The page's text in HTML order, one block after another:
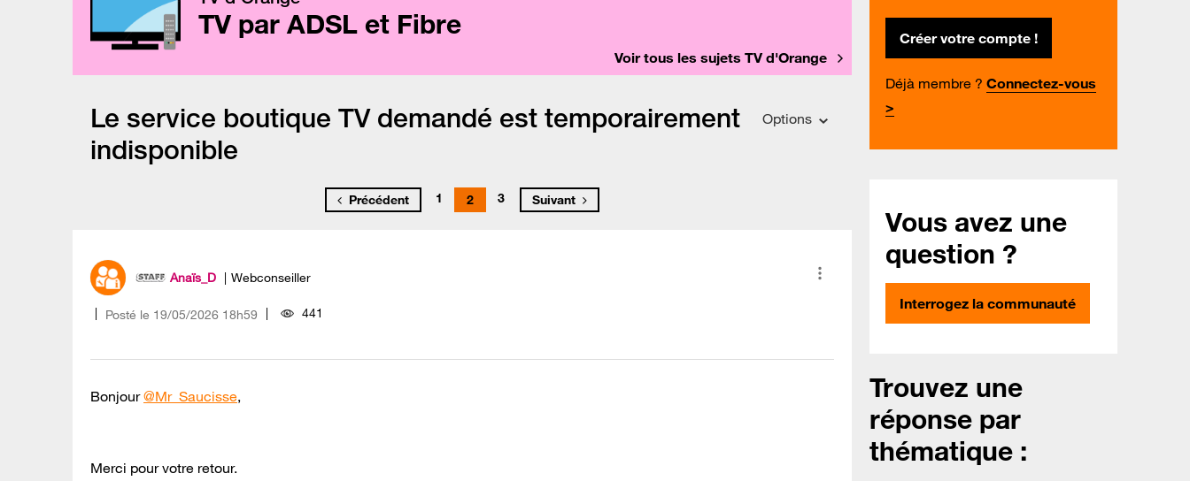
TV par ADSL et Fibre
Voir tous les sujets TV d'Orange
Le service boutique TV demandé est temporairement
indisponible
Options
Précédent 1 2 3 Suivant
Anaïs_D Webconseiller
Posté le ‎19/05/2026 18h59 441
Bonjour@Mr_Saucisse,
Merci pour votre retour.
Créer votre compte !
Déjà membre ? Connectez-vous
>
Vous avez une
question ?
Interrogez la communauté
Trouvez une
réponse par
thématique :